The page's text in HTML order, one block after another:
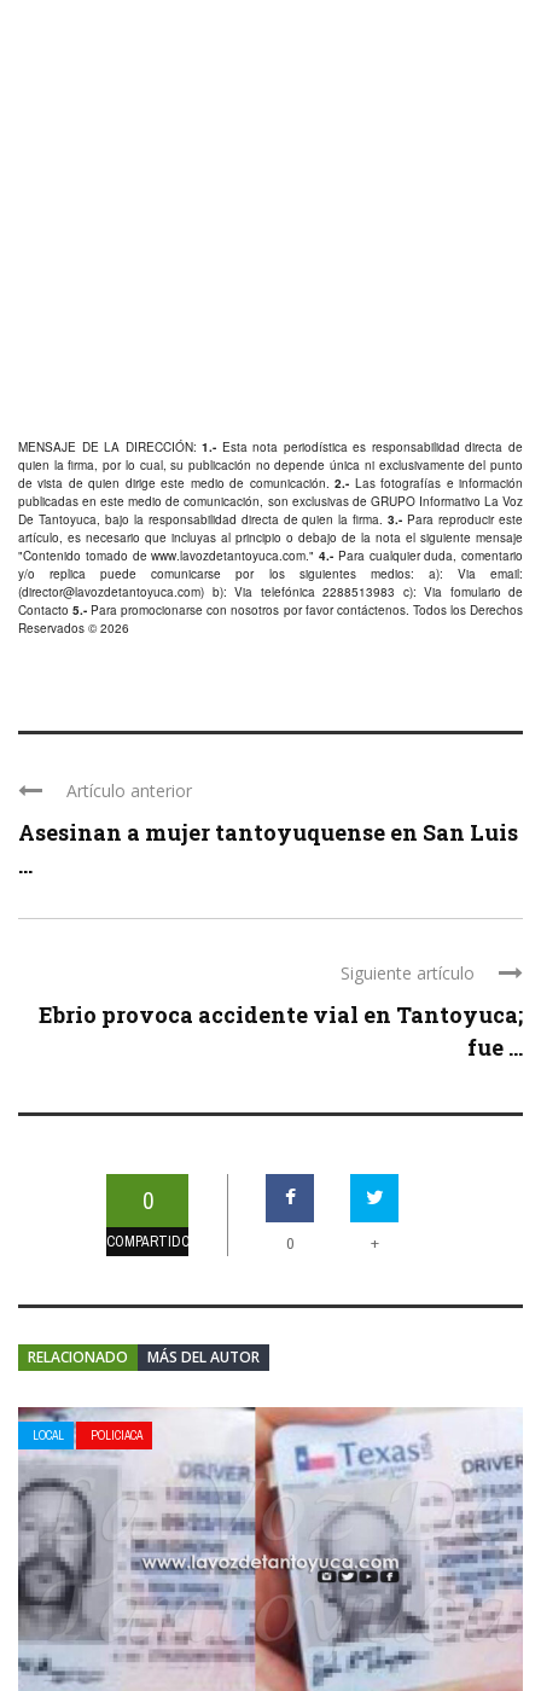
MENSAJE DE LA DIRECCIÓN:1.- Esta nota periodística es responsabilidad directa de
quien la firma, por lo cual, su publicación no depende única ni exclusivamente del punto
de vista de quien dirige este medio de comunicación.2.- Las fotografías e información
publicadas en este medio de comunicación, son exclusivas de GRUPO Informativo La Voz
De Tantoyuca, bajo la responsabilidad directa de quien la firma.3.- Para reproducir este
artículo, es necesario que incluyas al principio o debajo de la nota el siguiente mensaje
"Contenido tomado dewww.lavozdetantoyuca.com." 4.- Para cualquier duda, comentario
y/o replica puede comunicarse por los siguientes medios: a): Via email:
(director@lavozdetantoyuca.com) b): Via telefónica 2288513983 c): Via fomulario de
Contacto 5.- Para promocionarse con nosotros por favorcontáctenos. Todos los Derechos
Reservados © 2026
Artículo anterior
Asesinan a mujer tantoyuquense en San Luis
...
Siguiente artículo
Ebrio provoca accidente vial en Tantoyuca;
fue ...
0
COMPARTIDOS 0 +
RELACIONADO MÁS DEL AUTOR
LOCAL POLICIACA